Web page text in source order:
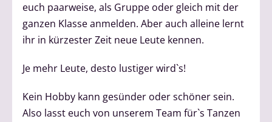
euch paarweise, als Gruppe oder gleich mit der
ganzen Klasse anmelden. Aber auch alleine lernt
ihr in kürzester Zeit neue Leute kennen.
Je mehr Leute, desto lustiger wird`s!
Kein Hobby kann gesünder oder schöner sein.
Also lasst euch von unserem Team für`s Tanzen